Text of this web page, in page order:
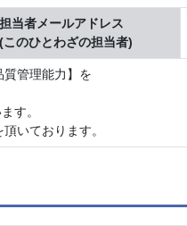
担当者メールアドレス
(このひとわざの担当者)
管理能力】を
す。
いております。